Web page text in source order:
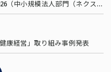
健康経営優良法人2026（中小規模法人部門（ネクストブライト1000））
康経営」取り組み事例発表